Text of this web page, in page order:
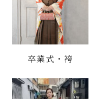
卒業式・袴